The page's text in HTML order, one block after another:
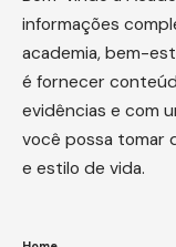
informações
academia, bem-
é fornecer
evidências e com
você possa tomar
e estilo de vida.